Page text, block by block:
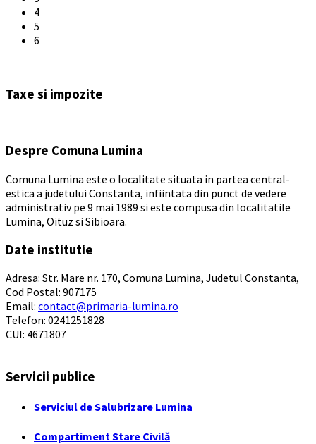
4
5
6
calendar
Taxe si impozite
Despre Comuna Lumina
Comuna Lumina este o localitate situata in partea central-
estica a judetului Constanta, infiintata din punct de vedere
administrativ pe 9 mai 1989 si este compusa din localitatile
Lumina, Oituz si Sibioara.
Date institutie
Adresa: Str. Mare nr. 170, Comuna Lumina, Judetul Constanta,
Cod Postal: 907175
Email: contact@primaria-lumina.ro
Telefon: 0241251828
CUI: 4671807
Servicii publice
Serviciul de Salubrizare Lumina
Compartiment Stare Civilă